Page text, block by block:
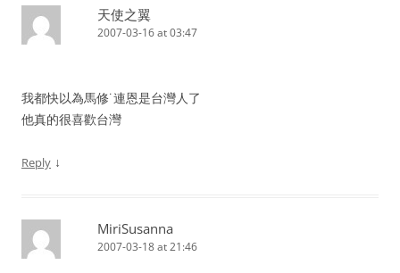
天使之翼
2007-03-16 at 03:47
我都快以為馬修˙連恩是台灣人了
他真的很喜歡台灣
Reply ↓
MiriSusanna
2007-03-18 at 21:46